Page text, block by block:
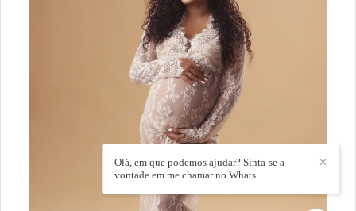
✕
Olá, em que podemos ajudar? Sinta-se a
vontade em me chamar no Whats